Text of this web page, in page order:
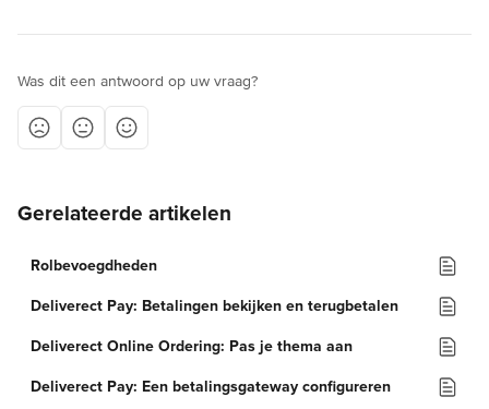
Was dit een antwoord op uw vraag?
Gerelateerde artikelen
Rolbevoegdheden
Deliverect Pay: Betalingen bekijken en terugbetalen
Deliverect Online Ordering: Pas je thema aan
Deliverect Pay: Een betalingsgateway configureren